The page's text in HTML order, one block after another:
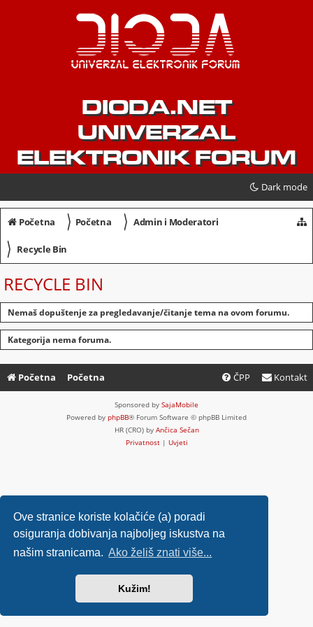
Ove stranice koriste kolačiće (a) poradi
osiguranja dobivanja najboljeg iskustva na
našim stranicama. Ako želiš znati više...
Kužim!
DIODA.NET
UNIVERZAL
ELEKTRONIK FORUM
Dark mode
Početna 〉 Početna 〉 Admin i Moderatori
〉 Recycle Bin
RECYCLE BIN
Nemaš dopuštenje za pregledavanje/čitanje tema na ovom forumu.
Kategorija nema foruma.
Početna Početna Kontakt
ČPP
Sponsored by SajaMobile
Powered by phpBB® Forum Software © phpBB Limited
HR (CRO) by Ančica Sečan
Privatnost| Uvjeti